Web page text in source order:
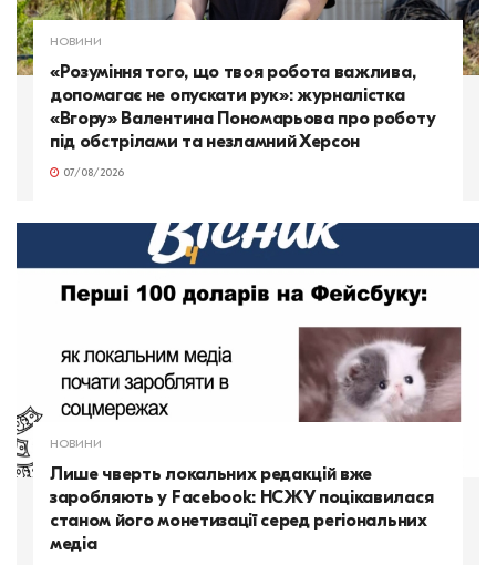
НОВИНИ
«Розуміння того, що твоя робота важлива,
допомагає не опускати рук»: журналістка
«Вгору» Валентина Пономарьова про роботу
під обстрілами та незламний Херсон
07/08/2026
НОВИНИ
Лише чверть локальних редакцій вже
заробляють у Facebook: НСЖУ поцікавилася
станом його монетизації серед регіональних
медіа